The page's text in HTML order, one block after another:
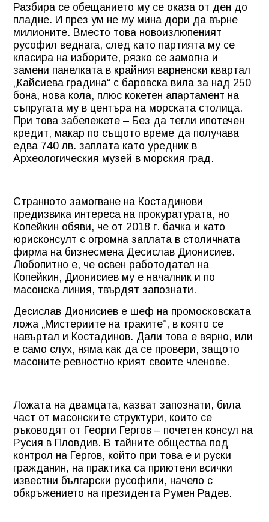
Разбира се обещанието му се оказа от ден до
пладне. И през ум не му мина дори да върне
милионите. Вместо това новоизлюпеният
русофил веднага, след като партията му се
класира на изборите, рязко се замогна и
замени панелката в крайния варненски квартал
„Кайсиева градина“ с баровска вила за над 250
бона, нова кола, плюс кокетен апартамент на
съпругата му в центъра на морската столица.
При това забележете – Без да тегли ипотечен
кредит, макар по същото време да получава
едва 740 лв. заплата като уредник в
Археологическия музей в морския град.
Странното замогване на Костадинови
предизвика интереса на прокуратурата, но
Копейкин обяви, че от 2018 г. бачка и като
юрисконсулт с огромна заплата в столичната
фирма на бизнесмена Десислав Дионисиев.
Любопитно е, че освен работодател на
Копейкин, Дионисиев му е началник и по
масонска линия, твърдят запознати.
Десислав Дионисиев е шеф на промосковската
ложа „Мистериите на траките”, в която се
навъртал и Костадинов. Дали това е вярно, или
е само слух, няма как да се провери, защото
масоните ревностно крият своите членове.
Ложата на двамцата, казват запознати, била
част от масонските структури, които се
ръководят от Георги Гергов – почетен консул на
Русия в Пловдив. В тайните общества под
контрол на Гергов, който при това е и руски
гражданин, на практика са приютени всички
известни български русофили, начело с
обкръжението на президента Румен Радев.